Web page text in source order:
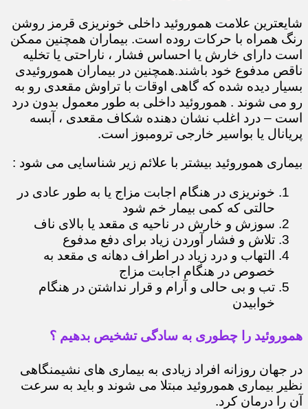
شایعترین علامت هموروئید داخلی خونریزی قرمز روشن
رنگ همراه با حرکات روده است. بیماران همچنین ممکن
است دارای خارش یا احساس فشار ، ناراحتی یا تخلیه
ناقص مدفوع خود باشند.همچنین در بیماران هموروئیدی
بسیار دیده شده که گاهی اوقات با تراوش مقعدی رو به
رو می شوند . هموروئید داخلی به طور معمول بدون درد
است – درد اغلب نشان دهنده شکاف مقعدی ، آبسه
پریانال یا بواسیر خارجی ترومبوز است.
بیماری هموروئید بیشتر با علائم زیر شناسایی می شود :
خونریزی در هنگام اجابت مزاج یا به طور عادی در
حالتی که کمی بیمار خم شود
سوزش و خارش در ناحیه ی مقعد یا بالای ناف
تلاش و فشار آوردن زیاد برای دفع مدفوع
التهاب و درد زیاد در اطراف دهانه ی مقعد به
خصوص در هنگام اجابت مزاج
تب و بی حالی و آرام و قرار نداشتن در هنگام
خوابیدن
هموروئید را چطوری به سادگی تشخیص بدهیم ؟
در جهان روزانه افراد زیادی به بیماری های نشیمنگاهی
نظیر بیماری هموروئید مبتلا می شوند و باید به سرعت
آن را درمان کرد.